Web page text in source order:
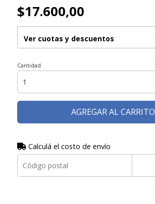
$17.600,00
Ver cuotas y descuentos
Cantidad
AGREGAR AL CARRITO
Calculá el costo de envío